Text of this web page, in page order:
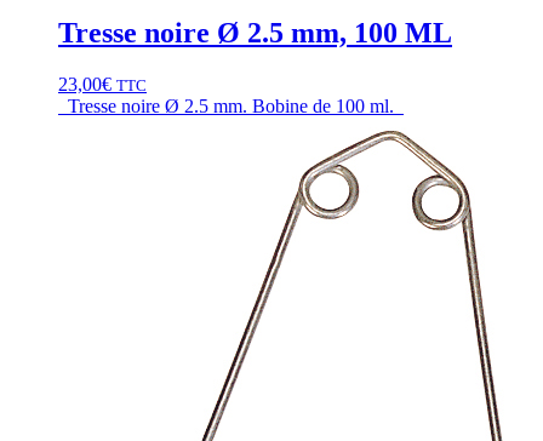
Tresse noire Ø 2.5 mm, 100 ML
23,00€ TTC
Tresse noire Ø 2.5 mm. Bobine de 100 ml.